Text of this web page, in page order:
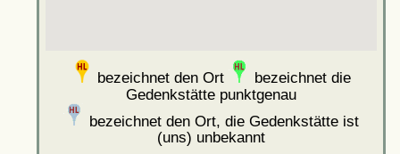
bezeichnet den Ort
bezeichnet die
Gedenkstätte punktgenau
bezeichnet den Ort, die Gedenkstätte ist
(uns) unbekannt